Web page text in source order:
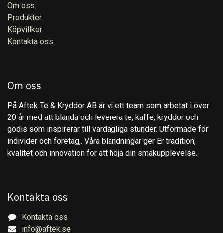
Om oss
Produkter
Köpvillkor
Kontakta oss
Om oss
På Aftek Te & Kryddor AB är vi ett team som arbetat i över
20 år med att blanda och leverera te, kaffe, kryddor och
godis som inspirerar till vardagliga stunder. Utformade för
individer och företag,. Våra blandningar ger Er tradition,
kvalitet och innovation för att höja din smakupplevelse.
Kontakta oss
Kontakta oss
info@aftek.se